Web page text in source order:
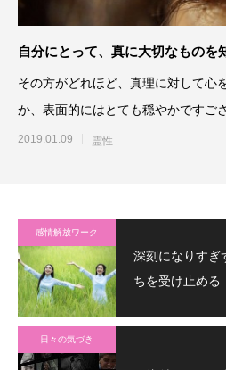
自分にとって、真に大切なものを
その方がどれほど、真理に対して心
か、表面的にはとても穏やかですご
感じさせないのですが、己
2019.01.09 霊性
感情解放ワーク
深刻になりすぎ
ちを受け止める
日々の気づき